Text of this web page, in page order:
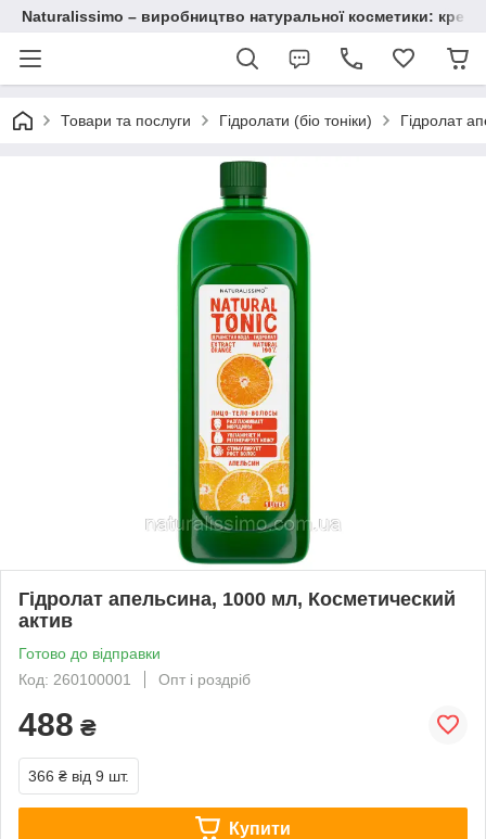
Naturalissimo – виробництво натуральної косметики:
Товари та послуги Гідролати (біо тоніки) Гідролат
Гідролат апельсина, 1000 мл, Косметический
актив
Готово до відправки
Код: 260100001
Опт і роздріб
488 ₴
366 ₴ від 9 шт.
Купити